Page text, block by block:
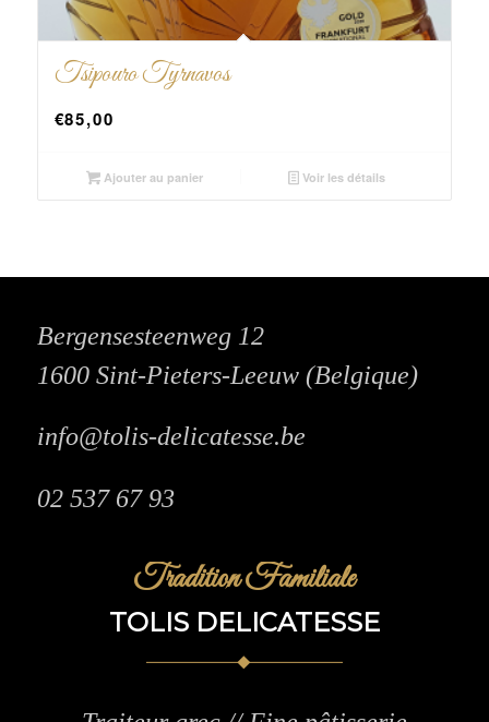
Tsipouro Tyrnavos
€85,00
Ajouter au panier Voir les détails
Bergensesteenweg 12
1600 Sint-Pieters-Leeuw (Belgique)
info@tolis-delicatesse.be
02 537 67 93
Tradition Familiale
TOLIS DELICATESSE